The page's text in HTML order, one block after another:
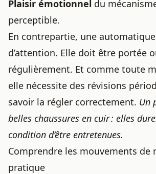
Plaisir émotionnel du
perceptible.
En contrepartie, une
d’attention. Elle doit être portée
régulièrement. Et comme toute
elle nécessite des révisions
savoir la régler correctement. Un
belles chaussures en cuir : elles
condition d’être entretenues.
Comprendre les mouvements de
pratique